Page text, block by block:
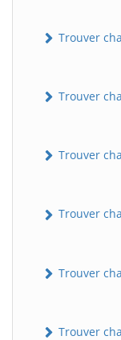
Trouver
Trouver
Trouver
Trouver
Trouver
Trouver